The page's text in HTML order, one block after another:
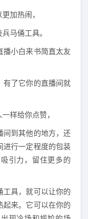
加热闹，
马俑工具。
小白来书简直太友
有了它你的直播间就
样给你点赞，
到其他的地方，还
进行一定程度的包装
引力，留住更多的
具，就可以让你的
起来。它可以在你的